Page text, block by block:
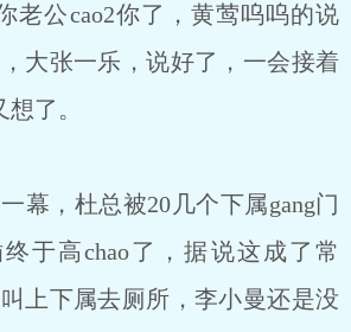
老公cao2你了，黄莺呜呜的说
大张一乐，说好了，一会接着
了。
幕，杜总被20几个下属gang门
于高chao了，据说这成了常
上下属去厕所，李小曼还是没